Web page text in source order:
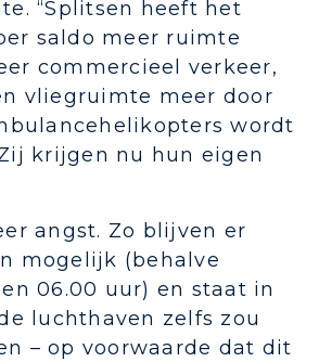
“Splitsen heeft het
saldo meer ruimte
commercieel verkeer,
vliegruimte meer door
wordt
krijgen nu hun eigen
angst. Zo blijven er
mogelijk (behalve
06.00 uur) en staat in
luchthaven zelfs zou
– op voorwaarde dat dit